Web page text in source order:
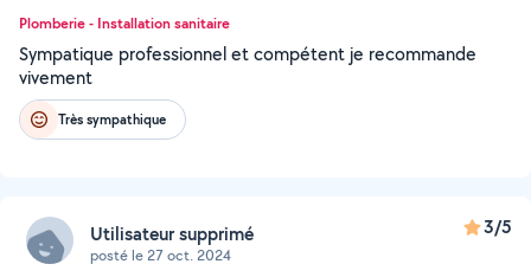
Plomberie - Installation sanitaire
Sympatique professionnel et compétent je recommande
vivement
Très sympathique
Utilisateur supprimé
posté le 27 oct. 2024
3/5